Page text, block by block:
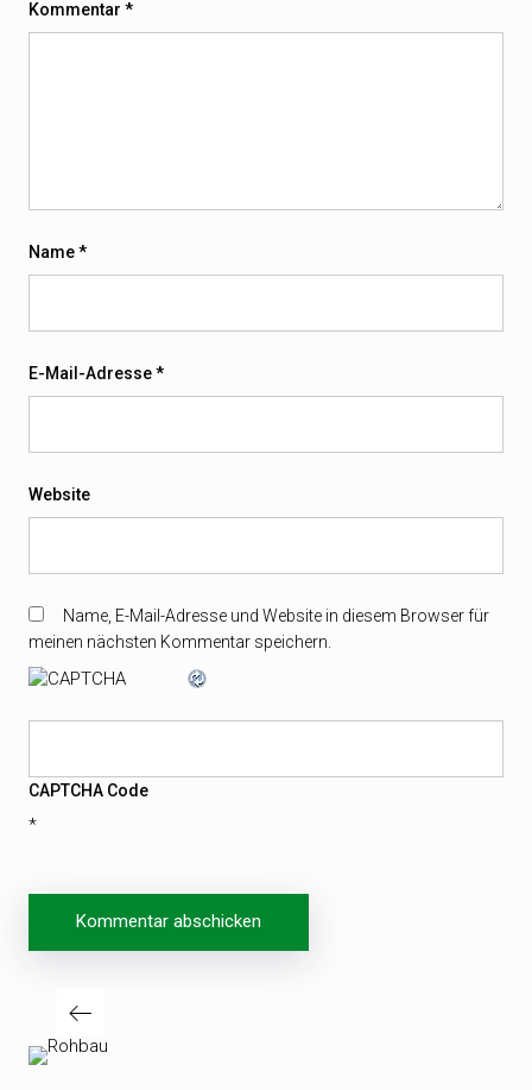
Kommentar *
Name*
E-Mail-Adresse*
Website
Name, E-Mail-Adresse und Website in diesem Browser für
meinen nächsten Kommentar speichern.
CAPTCHA Code
*
Beitragsnavigation